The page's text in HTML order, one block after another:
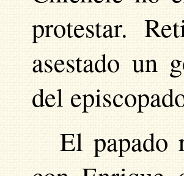
protestar.
asestado un
del
El papado